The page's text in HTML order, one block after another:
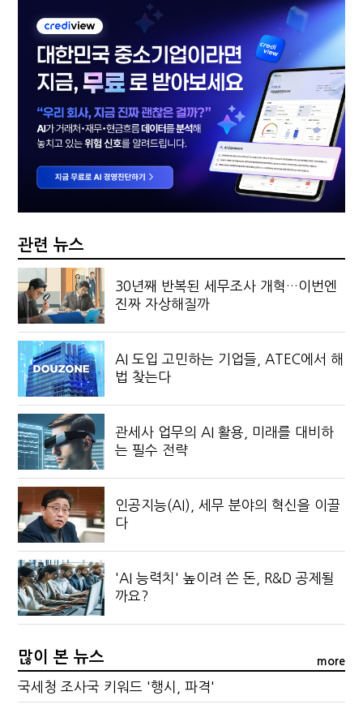
관련 뉴스
30년째 반복된 세무조사 개혁…이번엔
진짜 자상해질까
AI 도입 고민하는 기업들, ATEC에서 해
법 찾는다
관세사 업무의 AI 활용, 미래를 대비하
는 필수 전략
인공지능(AI), 세무 분야의 혁신을 이끌
다
'AI 능력치' 높이려 쓴 돈, R&D 공제될
까요?
많이 본 뉴스 more
국세청 조사국 키워드 '행시, 파격'